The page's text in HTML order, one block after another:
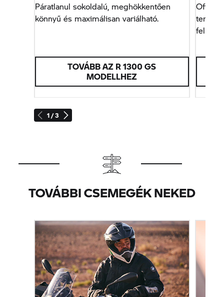
1 / 3
Páratlanul sokoldalú, meghökkentően
könnyű és maximálisan variálható.
TOVÁBB AZ R 1300 GS
MODELLHEZ
Off-
TOVÁBBI CSEMEGÉK NEKED